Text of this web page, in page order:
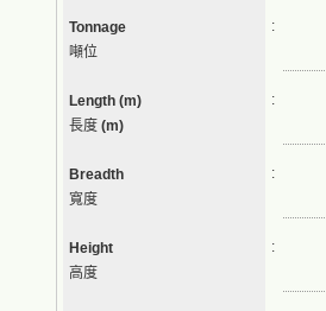
Tonnage
噸位
:
Length (m)
長度 (m)
:
Breadth
寬度
:
Height
高度
: